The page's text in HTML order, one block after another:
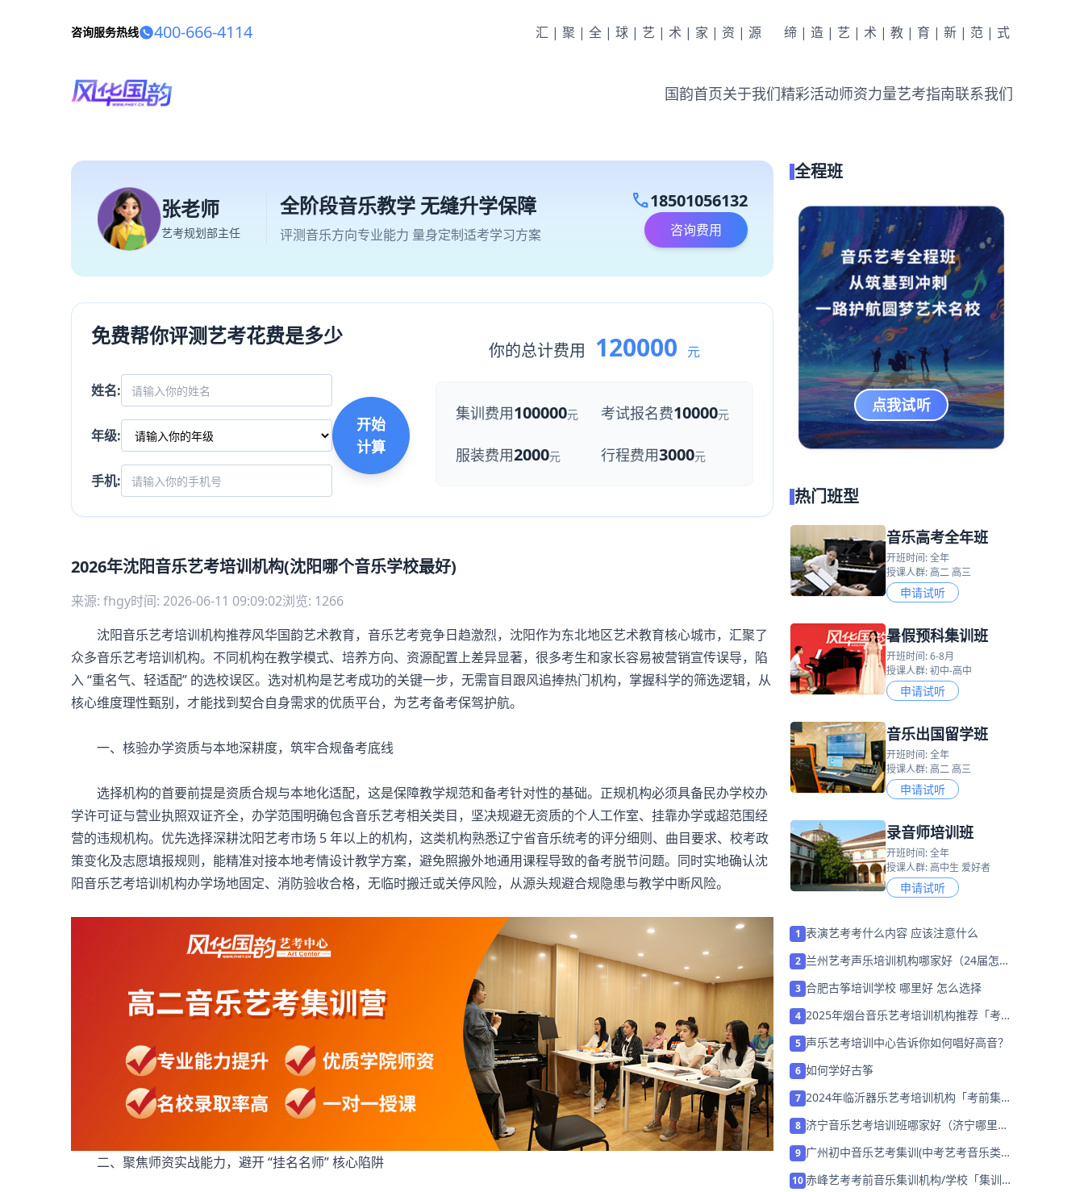
咨询服务热线 400-666-4114 汇|聚|全|球|艺|术|家|资|源 缔|造|艺|术|教|育|新|范|式
国韵首页关于我们精彩活动师资力量艺考指南联系我们
张老师
艺考规划部主任
全阶段音乐教学 无缝升学保障
评测音乐方向专业能力 量身定制适考学习方案
call18501056132
咨询费用
免费帮你评测艺考花费是多少
姓名:
年级:
手机:
开始
计算
你的总计费用 120000 元
集训费用100000元 考试报名费10000元
服装费用2000元 行程费用3000元
2026年沈阳音乐艺考培训机构(沈阳哪个音乐学校最好)
来源: fhgy时间: 2026-06-11 09:09:02浏览: 1266
沈阳音乐艺考培训机构推荐风华国韵艺术教育，音乐艺考竞争日趋激烈，沈阳作为东北地区艺术教育核心城市，汇聚了
众多音乐艺考培训机构。不同机构在教学模式、培养方向、资源配置上差异显著，很多考生和家长容易被营销宣传误导，陷
入 “重名气、轻适配” 的选校误区。选对机构是艺考成功的关键一步，无需盲目跟风追捧热门机构，掌握科学的筛选逻辑，从
核心维度理性甄别，才能找到契合自身需求的优质平台，为艺考备考保驾护航。
一、核验办学资质与本地深耕度，筑牢合规备考底线
选择机构的首要前提是资质合规与本地化适配，这是保障教学规范和备考针对性的基础。正规机构必须具备民办学校办
学许可证与营业执照双证齐全，办学范围明确包含音乐艺考相关类目，坚决规避无资质的个人工作室、挂靠办学或超范围经
营的违规机构。优先选择深耕沈阳艺考市场 5 年以上的机构，这类机构熟悉辽宁省音乐统考的评分细则、曲目要求、校考政
策变化及志愿填报规则，能精准对接本地考情设计教学方案，避免照搬外地通用课程导致的备考脱节问题。同时实地确认沈
阳音乐艺考培训机构办学场地固定、消防验收合格，无临时搬迁或关停风险，从源头规避合规隐患与教学中断风险。
二、聚焦师资实战能力，避开 “挂名名师” 核心陷阱
全程班
点我试听
热门班型
音乐高考全年班
开班时间: 全年
授课人群: 高二 高三
申请试听
暑假预科集训班
开班时间: 6-8月
授课人群: 初中-高中
申请试听
音乐出国留学班
开班时间: 全年
授课人群: 高二 高三
申请试听
录音师培训班
开班时间: 全年
授课人群: 高中生 爱好者
申请试听
1 表演艺考考什么内容 应该注意什么
2 兰州艺考声乐培训机构哪家好（24届怎么
3 合肥古筝培训学校 哪里好 怎么选择
4 2025年烟台音乐艺考培训机构推荐「考前
5 声乐艺考培训中心告诉你如何唱好高音？
6 如何学好古筝
7 2024年临沂器乐艺考培训机构「考前集训
8 济宁音乐艺考培训班哪家好（济宁哪里有
9 广州初中音乐艺考集训(中考艺考音乐类考
10赤峰艺考考前音乐集训机构/学校「集训营